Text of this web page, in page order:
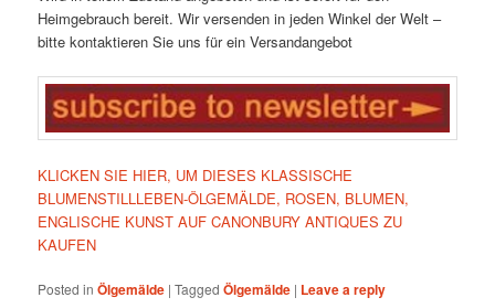
Heimgebrauch bereit. Wir versenden in jeden Winkel der Welt –
bitte kontaktieren Sie uns für ein Versandangebot
KLICKEN SIE HIER, UM DIESES KLASSISCHE
BLUMENSTILLLEBEN-ÖLGEMÄLDE, ROSEN, BLUMEN,
ENGLISCHE KUNST AUF CANONBURY ANTIQUES ZU
KAUFEN
Posted in Ölgemälde |Tagged Ölgemälde | Leave a reply